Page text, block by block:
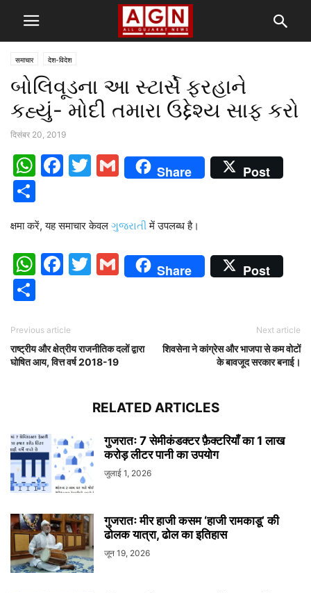
समाचार देश-विदेश
બોલિવૂડના આ સ્ટાર્સે ફરહાને
કહ્યું- મોદી તમારા ઉદ્દેશ્ય સાફ કરો
दिसंबर 20, 2019
WhatsApp
Facebook
Twitter
Gmail
Share Post
क्षमा करें, यह समाचार केवल ગુજરાતીमें उपलब्ध है।
WhatsApp
Facebook
Twitter
Gmail
Share Post
Previous article
राष्ट्रीय और क्षेत्रीय राजनीतिक दलों द्वारा
घोषित आय, वित्त वर्ष 2018-19
Next article
शिवसेना ने कांग्रेस और भाजपा से कम वोटों
के बावजूद सरकार बनाई।
RELATED ARTICLES
गुजरातः 7 सेमीकंडक्टर फ़ैक्टरियाँ का 1 लाख
करोड़ लीटर पानी का उपयोग
जुलाई 1, 2026
गुजरातः मीर हाजी कसम ‘हाजी रामकाडू’ की
ढोलक यात्रा, ढोल का इतिहास
जून 19, 2026